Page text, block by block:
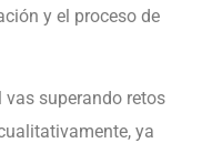
y el proceso de
vas superando retos
ya